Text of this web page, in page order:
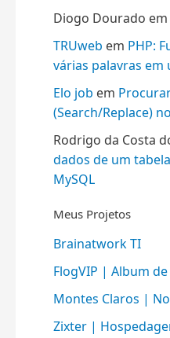
Diogo Dourado em
TRUweb em PHP:
várias palavras em
Elo job em
(Search/Replace)
Rodrigo da Costa
dados de um
MySQL
Meus Projetos
Brainatwork TI
FlogVIP | Album
Montes Claros |
Zixter |